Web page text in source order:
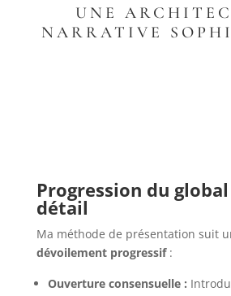
UNE
NARRATIVE
Progression du
détail
Ma méthode de présentation suit
dévoilement progressif:
Ouverture consensuelle :